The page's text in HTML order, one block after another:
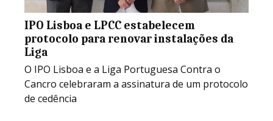
IPO Lisboa e LPCC estabelecem
protocolo para renovar instalações da
Liga
O IPO Lisboa e a Liga Portuguesa Contra o
Cancro celebraram a assinatura de um protocolo
de cedência